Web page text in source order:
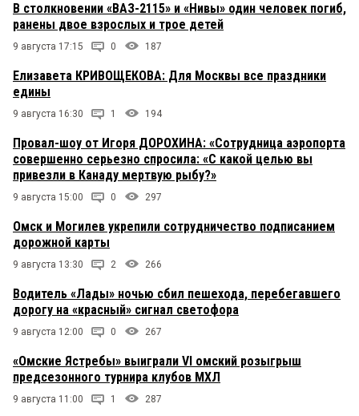
В столкновении «ВАЗ-2115» и «Нивы» один человек погиб,
ранены двое взрослых и трое детей
9 августа 17:15 0 187
Елизавета КРИВОЩЕКОВА: Для Москвы все праздники
едины
9 августа 16:30 1 194
Провал-шоу от Игоря ДОРОХИНА: «Сотрудница аэропорта
совершенно серьезно спросила: «С какой целью вы
привезли в Канаду мертвую рыбу?»
9 августа 15:00 0 297
Омск и Могилев укрепили сотрудничество подписанием
дорожной карты
9 августа 13:30 2 266
Водитель «Лады» ночью сбил пешехода, перебегавшего
дорогу на «красный» сигнал светофора
9 августа 12:00 0 267
«Омские Ястребы» выиграли VI омский розыгрыш
предсезонного турнира клубов МХЛ
9 августа 11:00 1 287